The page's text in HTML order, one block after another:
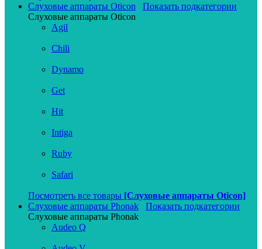
Слуховые аппараты Oticon
Показать подкатегории
Слуховые аппараты Oticon
Agil
Chili
Dynamo
Get
Hit
Intiga
Ruby
Safari
Посмотреть все товары [Слуховые аппараты Oticon]
Слуховые аппараты Phonak
Показать подкатегории
Слуховые аппараты Phonak
Audeo Q